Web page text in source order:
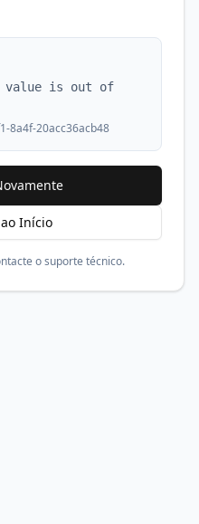
value is out of
8a4f-20acc36acb48
Início
o suporte técnico.